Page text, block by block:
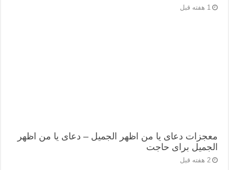
1 هفته قبل
معجزات دعای یا من اظهر الجمیل – دعای یا من اظهر
الجمیل برای حاجت
2 هفته قبل